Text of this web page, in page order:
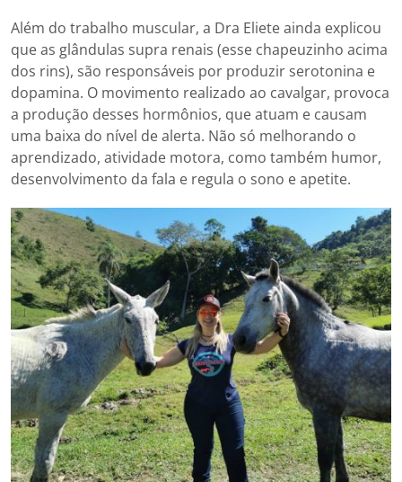
Além do trabalho muscular, a Dra Eliete ainda explicou
que as glândulas supra renais (esse chapeuzinho acima
dos rins), são responsáveis por produzir serotonina e
dopamina. O movimento realizado ao cavalgar, provoca
a produção desses hormônios, que atuam e causam
uma baixa do nível de alerta. Não só melhorando o
aprendizado, atividade motora, como também humor,
desenvolvimento da fala e regula o sono e apetite.